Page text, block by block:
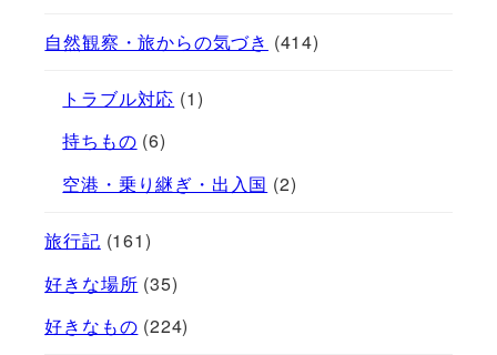
自然観察・旅からの気づき (414)
トラブル対応 (1)
持ちもの (6)
空港・乗り継ぎ・出入国 (2)
旅行記 (161)
好きな場所 (35)
好きなもの (224)